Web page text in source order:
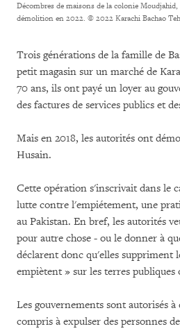
Décombres de maisons de la colonie
démolition en 2022. © 2022 Karachi Bachao
Trois générations de la famille de
petit magasin sur un marché de
70 ans, ils ont payé un loyer au
des factures de services publics et
Mais en 2018, les autorités ont
Husain.
Cette opération s'inscrivait dans le
lutte contre l'empiétement, une
au Pakistan. En bref, les autorités
pour autre chose - ou le donner à
déclarent donc qu'elles suppriment
empiètent » sur les terres
Les gouvernements sont autorisés
compris à expulser des personnes